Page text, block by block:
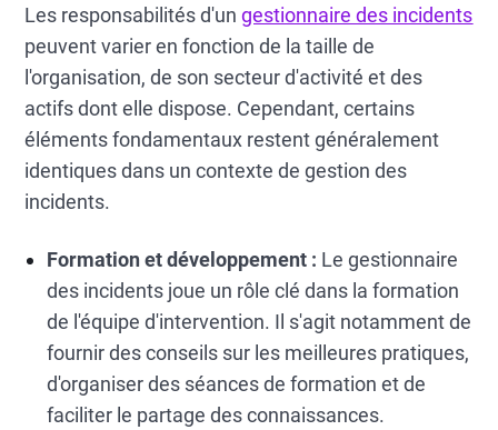
Les responsabilités d'ungestionnaire des incidents
peuvent varier en fonction de la taille de
l'organisation, de son secteur d'activité et des
actifs dont elle dispose. Cependant, certains
éléments fondamentaux restent généralement
identiques dans un contexte de gestion des
incidents.
Formation et développement : Le gestionnaire
des incidents joue un rôle clé dans la formation
de l'équipe d'intervention. Il s'agit notamment de
fournir des conseils sur les meilleures pratiques,
d'organiser des séances de formation et de
faciliter le partage des connaissances.